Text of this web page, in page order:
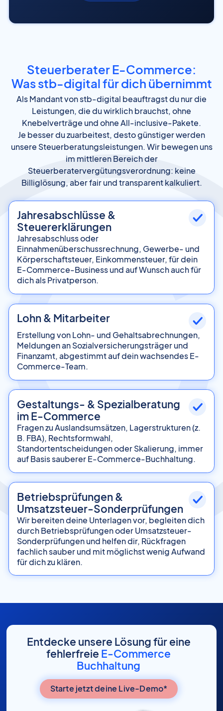
Steuerberater E-Commerce:
Was stb-digital für dich übernimmt
Als Mandant von stb-digital beauftragst du nur die
Leistungen, die du wirklich brauchst, ohne
Knebelverträge und ohne All-inclusive-Pakete.
Je besser du zuarbeitest, desto günstiger werden
unsere Steuerberatungsleistungen. Wir bewegen uns
im mittleren Bereich der
Steuerberatervergütungsverordnung: keine
Billiglösung, aber fair und transparent kalkuliert.
Jahresabschlüsse &
Steuererklärungen
Jahresabschluss oder
Einnahmenüberschussrechnung, Gewerbe- und
Körperschaftsteuer, Einkommensteuer, für dein
E-Commerce-Business und auf Wunsch auch für
dich als Privatperson.
Lohn & Mitarbeiter
Erstellung von Lohn- und Gehaltsabrechnungen,
Meldungen an Sozialversicherungsträger und
Finanzamt, abgestimmt auf dein wachsendes E-
Commerce-Team.
Gestaltungs- & Spezialberatung
im E-Commerce
Fragen zu Auslandsumsätzen, Lagerstrukturen (z.
B. FBA), Rechtsformwahl,
Standortentscheidungen oder Skalierung, immer
auf Basis sauberer E-Commerce-Buchhaltung.
Betriebsprüfungen &
Umsatzsteuer-Sonderprüfungen
Wir bereiten deine Unterlagen vor, begleiten dich
durch Betriebsprüfungen oder Umsatzsteuer-
Sonderprüfungen und helfen dir, Rückfragen
fachlich sauber und mit möglichst wenig Aufwand
für dich zu klären.
Entdecke unsere Lösung für eine
fehlerfreie E-Commerce
Buchhaltung
Starte jetzt deine Live-Demo*